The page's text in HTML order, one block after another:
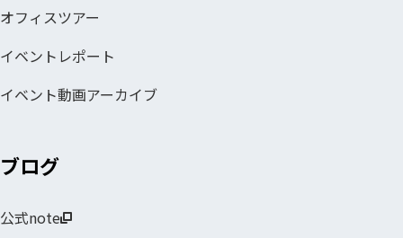
オフィスツアー
イベントレポート
イベント動画アーカイブ
ブログ
公式note